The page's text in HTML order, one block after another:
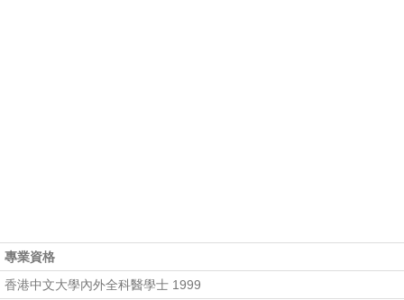
專業資格
香港中文大學內外全科醫學士 1999